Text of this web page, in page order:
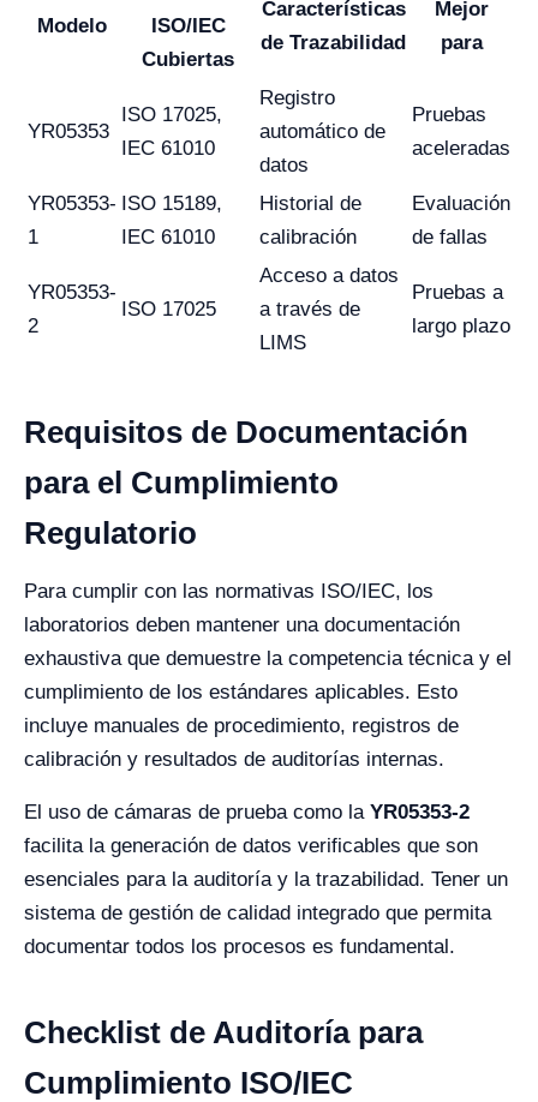
Modelo
ISO/IEC
Cubiertas
Características
de Trazabilidad
Mejor
para
YR05353
ISO 17025,
IEC 61010
Registro
automático de
datos
Pruebas
aceleradas
YR05353-
1
ISO 15189,
IEC 61010
Historial de
calibración
Evaluación
de fallas
YR05353-
2
ISO 17025
Acceso a datos
a través de
LIMS
Pruebas a
largo plazo
Requisitos de Documentación
para el Cumplimiento
Regulatorio
Para cumplir con las normativas ISO/IEC, los
laboratorios deben mantener una documentación
exhaustiva que demuestre la competencia técnica y el
cumplimiento de los estándares aplicables. Esto
incluye manuales de procedimiento, registros de
calibración y resultados de auditorías internas.
El uso de cámaras de prueba como la YR05353-2
facilita la generación de datos verificables que son
esenciales para la auditoría y la trazabilidad. Tener un
sistema de gestión de calidad integrado que permita
documentar todos los procesos es fundamental.
Checklist de Auditoría para
Cumplimiento ISO/IEC